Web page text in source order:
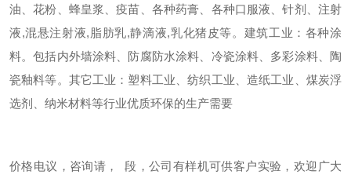
油、花粉、蜂皇浆、疫苗、各种药膏、各种口服液、针剂、注射
液,混悬注射液,脂肪乳,静滴液,乳化猪皮等。 建筑工业：各种涂
料。包括内外墙涂料、防腐防水涂料、冷瓷涂料、多彩涂料、陶
瓷釉料等。 其它工业：塑料工业、纺织工业、造纸工业、煤炭浮
选剂、纳米材料等行业优质环保的生产需要
价格电议，咨询请， 段，公司有样机可供客户实验，欢迎广大